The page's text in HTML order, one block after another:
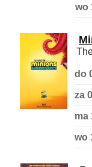
wo
do
za
ma
wo